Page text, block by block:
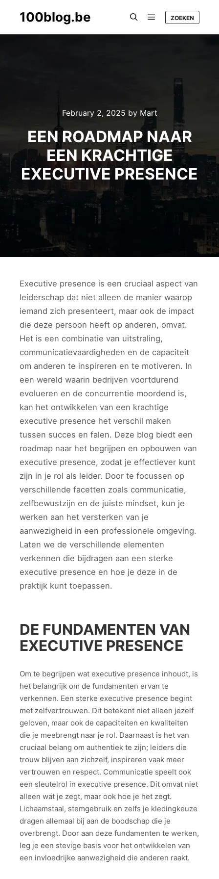
100blog.be ZOEKEN
February 2, 2025 by Mart
EEN ROADMAP NAAR
EEN KRACHTIGE
EXECUTIVE PRESENCE
Executive presence is een cruciaal aspect van
leiderschap dat niet alleen de manier waarop
iemand zich presenteert, maar ook de impact
die deze persoon heeft op anderen, omvat.
Het is een combinatie van uitstraling,
communicatievaardigheden en de capaciteit
om anderen te inspireren en te motiveren. In
een wereld waarin bedrijven voortdurend
evolueren en de concurrentie moordend is,
kan het ontwikkelen van een krachtige
executive presence het verschil maken
tussen succes en falen. Deze blog biedt een
roadmap naar het begrijpen en opbouwen van
executive presence, zodat je effectiever kunt
zijn in je rol als leider. Door te focussen op
verschillende facetten zoals communicatie,
zelfbewustzijn en de juiste mindset, kun je
werken aan het versterken van je
aanwezigheid in een professionele omgeving.
Laten we de verschillende elementen
verkennen die bijdragen aan een sterke
executive presence en hoe je deze in de
praktijk kunt toepassen.
DE FUNDAMENTEN VAN
EXECUTIVE PRESENCE
Om te begrijpen wat executive presence inhoudt, is
het belangrijk om de fundamenten ervan te
verkennen. Een sterke executive presence begint
met zelfvertrouwen. Dit betekent niet alleen jezelf
geloven, maar ook de capaciteiten en kwaliteiten
die je meebrengt naar je rol. Daarnaast is het van
cruciaal belang om authentiek te zijn; leiders die
trouw blijven aan zichzelf, inspireren vaak meer
vertrouwen en respect. Communicatie speelt ook
een sleutelrol in executive presence. Dit omvat niet
alleen wat je zegt, maar ook hoe je het zegt.
Lichaamstaal, stemgebruik en zelfs je kledingkeuze
dragen allemaal bij aan de boodschap die je
overbrengt. Door aan deze fundamenten te werken,
leg je een stevige basis voor het ontwikkelen van
een invloedrijke aanwezigheid die anderen raakt.